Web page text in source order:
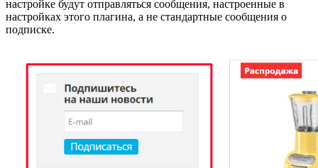
настройке будут отправляться сообщения, настроенные в
настройках этого плагина, а не стандартные сообщения о
подписке.